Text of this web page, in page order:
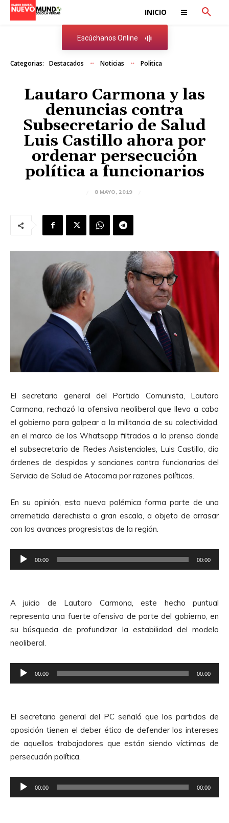
INICIO
Escúchanos Online
Categorias: Destacados Noticias Politica
Lautaro Carmona y las
denuncias contra
Subsecretario de Salud
Luis Castillo ahora por
ordenar persecución
política a funcionarios
8 MAYO, 2019
El secretario general del Partido Comunista, Lautaro
Carmona, rechazó la ofensiva neoliberal que lleva a cabo
el gobierno para golpear a la militancia de su colectividad,
en el marco de los Whatsapp filtrados a la prensa donde
el subsecretario de Redes Asistenciales, Luis Castillo, dio
órdenes de despidos y sanciones contra funcionarios del
Servicio de Salud de Atacama por razones políticas.
En su opinión, esta nueva polémica forma parte de una
arremetida derechista a gran escala, a objeto de arrasar
con los avances progresistas de la región.
e
o
d
u
c
t
e
A
u
d
00:00 00:00
A juicio de Lautaro Carmona, este hecho puntual
representa una fuerte ofensiva de parte del gobierno, en
su búsqueda de profundizar la estabilidad del modelo
neoliberal.
e
o
d
u
c
t
00:00 00:00
El secretario general del PC señaló que los partidos de
oposición tienen el deber ético de defender los intereses
de aquellos trabajadores que están siendo víctimas de
persecución política.
e
00:00 00:00